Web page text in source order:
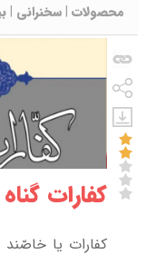
محصولات | سخنرانی |
کفارات گناه
کفارات يا